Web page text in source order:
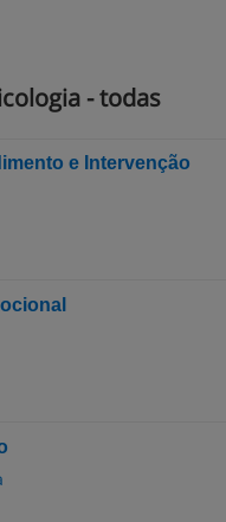
- todas
e Intervenção